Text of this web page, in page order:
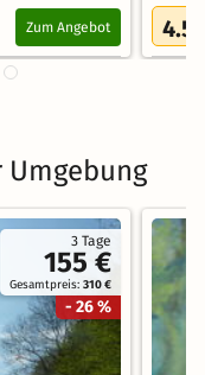
Zum Angebot 4.5
3 Tage
155 €
Gesamtpreis:310 €
- 26 %